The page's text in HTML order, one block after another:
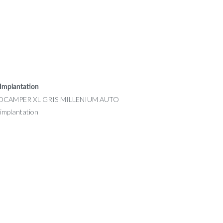
Implantation